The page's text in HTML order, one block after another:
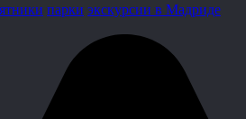
парки экскурсии в Мадриде